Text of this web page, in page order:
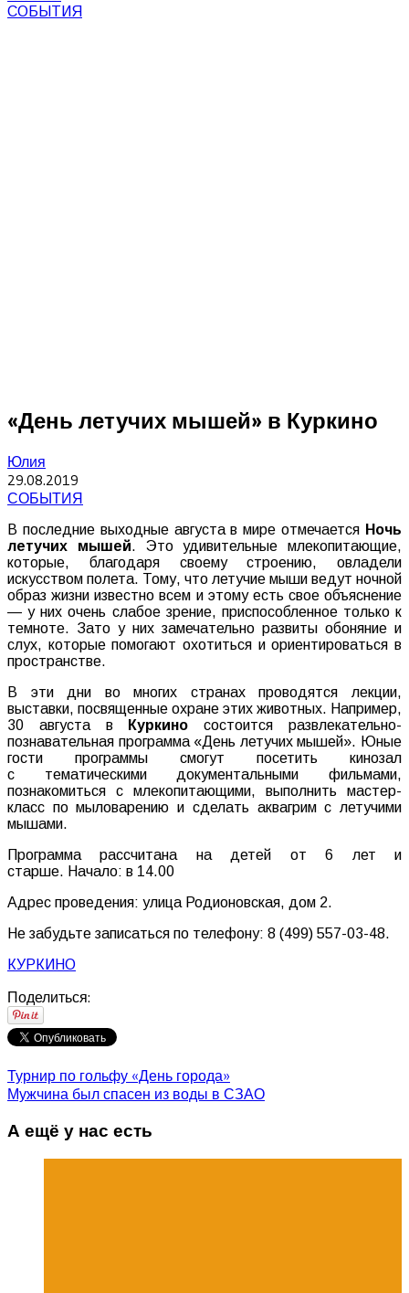
СОБЫТИЯ
«День летучих мышей» в Куркино
Юлия
29.08.2019
СОБЫТИЯ
В последние выходные августа в мире отмечается Ночь
летучих мышей. Это удивительные млекопитающие,
которые, благодаря своему строению, овладели
искусством полета. Тому, что летучие мыши ведут ночной
образ жизни известно всем и этому есть свое объяснение
— у них очень слабое зрение, приспособленное только к
темноте. Зато у них замечательно развиты обоняние и
слух, которые помогают охотиться и ориентироваться в
пространстве.
В эти дни во многих странах проводятся лекции,
выставки, посвященные охране этих животных. Например,
30 августа в
Куркино состоится развлекательно-
познавательная программа «День летучих мышей». Юные
гости программы смогут посетить кинозал
с тематическими документальными фильмами,
познакомиться с млекопитающими, выполнить мастер-
класс по мыловарению и сделать аквагрим с летучими
мышами.
Программа рассчитана на детей от 6 лет и
старше. Начало: в 14.00
Адрес проведения: улица Родионовская, дом 2.
Не забудьте записаться по телефону: 8 (499) 557-03-48.
КУРКИНО
Поделиться:
Турнир по гольфу «День города»
Мужчина был спасен из воды в СЗАО
А ещё у нас есть